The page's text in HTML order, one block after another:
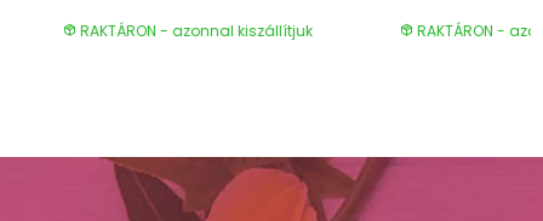
RAKTÁRON - azonnal kiszállítjuk RAKTÁRON -